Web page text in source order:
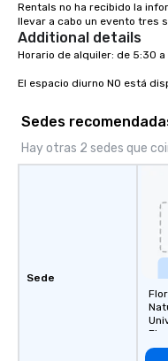
Rentals no ha recibido la
llevar a cabo un evento tres
Additional details
Horario de alquiler: de 5:30 a
El espacio diurno NO está
Sedes
Hay otras 2 sedes que
Sede